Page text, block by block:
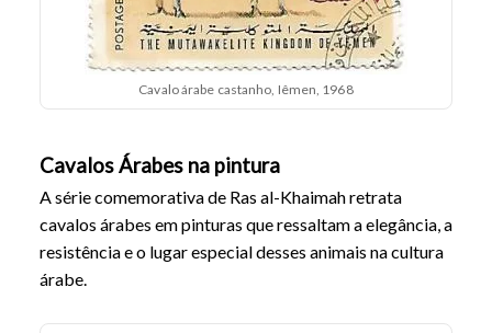
Cavalo árabe castanho, Iêmen, 1968
Cavalos Árabes na pintura
A série comemorativa de Ras al-Khaimah retrata
cavalos árabes em pinturas que ressaltam a elegância, a
resistência e o lugar especial desses animais na cultura
árabe.